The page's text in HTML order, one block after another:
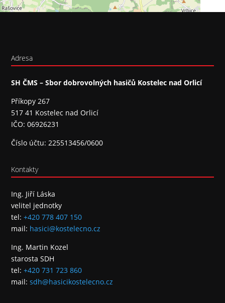
Adresa
SH ČMS – Sbor dobrovolných hasičů Kostelec nad Orlicí
Příkopy 267
517 41 Kostelec nad Orlicí
IČO: 06926231
Číslo účtu: 225513456/0600
Kontakty
Ing. Jiří Láska
velitel jednotky
tel:+420 778 407 150
mail: hasici@kostelecno.cz
Ing. Martin Kozel
starosta SDH
tel:+420 731 723 860
mail:sdh@hasicikostelecno.cz